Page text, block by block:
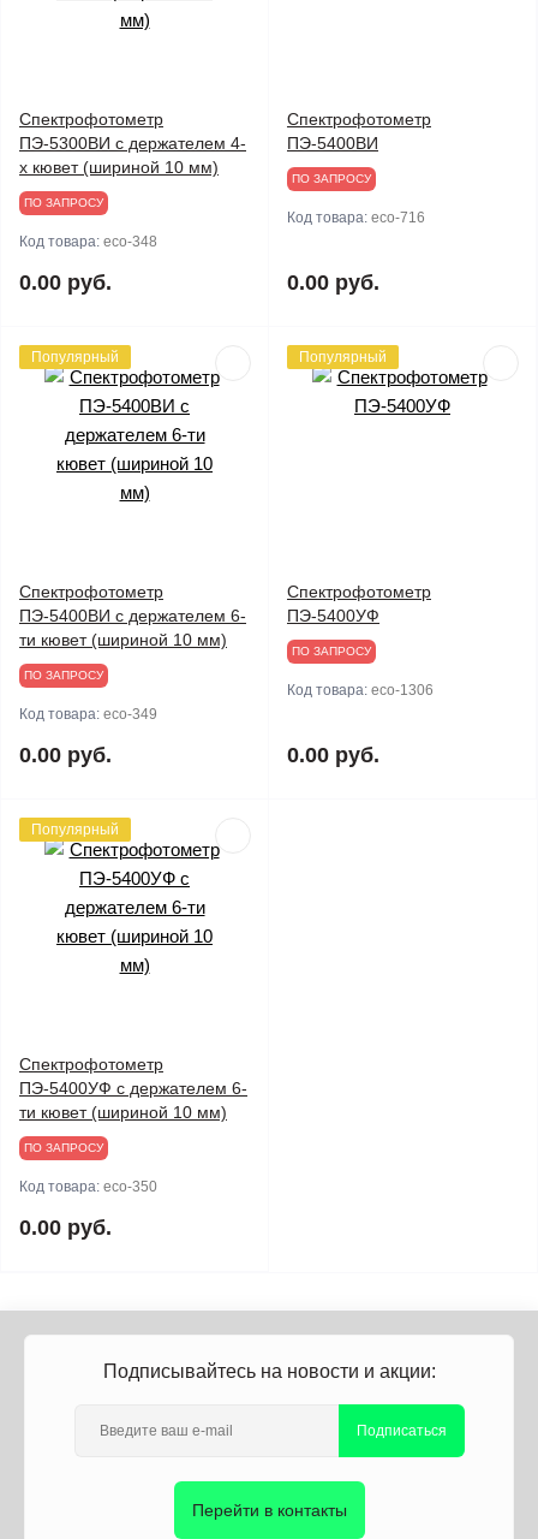
Спектрофотометр
ПЭ-5300ВИ с держателем 4-
х кювет (шириной 10 мм)
ПО ЗАПРОСУ
Код товара: eco-348
0.00 руб.
Спектрофотометр
ПЭ-5400ВИ
ПО ЗАПРОСУ
Код товара: eco-716
0.00 руб.
Популярный
Спектрофотометр
ПЭ-5400ВИ с держателем 6-
ти кювет (шириной 10 мм)
ПО ЗАПРОСУ
Код товара: eco-349
0.00 руб.
Популярный
Спектрофотометр
ПЭ-5400УФ
ПО ЗАПРОСУ
Код товара: eco-1306
0.00 руб.
Популярный
Спектрофотометр
ПЭ-5400УФ с держателем 6-
ти кювет (шириной 10 мм)
ПО ЗАПРОСУ
Код товара: eco-350
0.00 руб.
Подписывайтесь на новости и акции:
Подписаться
Перейти в контакты